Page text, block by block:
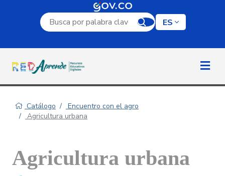
Campo de búsqueda por palabra clave
ES
Catálogo
Encuentro con el agro
Agricultura urbana
Agricultura urbana